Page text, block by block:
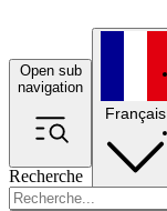
Open sub
navigation
Recherche
Français